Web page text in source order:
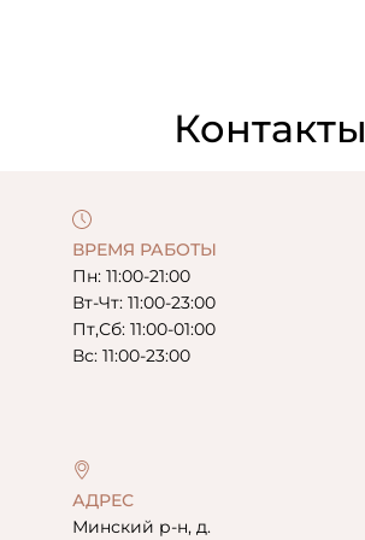
Контакты
ВРЕМЯ РАБОТЫ
Пн: 11:00-21:00
Вт-Чт: 11:00-23:00
Пт,Сб: 11:00-01:00
Вс: 11:00-23:00
АДРЕС
Минский р-н, д.